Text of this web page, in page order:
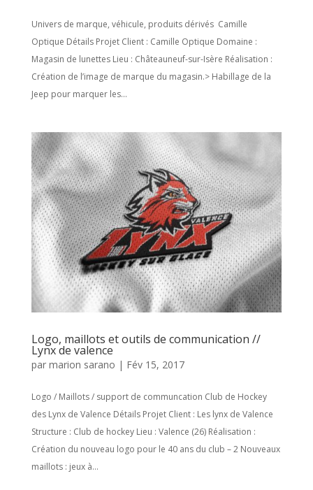
Univers de marque, véhicule, produits dérivés Camille
Optique Détails Projet Client : Camille Optique Domaine :
Magasin de lunettes Lieu : Châteauneuf-sur-Isère Réalisation :
Création de l’image de marque du magasin.> Habillage de la
Jeep pour marquer les...
Logo, maillots et outils de communication //
Lynx de valence
par marion sarano | Fév 15, 2017
Logo / Maillots / support de communcation Club de Hockey
des Lynx de Valence Détails Projet Client : Les lynx de Valence
Structure : Club de hockey Lieu : Valence (26) Réalisation :
Création du nouveau logo pour le 40 ans du club – 2 Nouveaux
maillots : jeux à...